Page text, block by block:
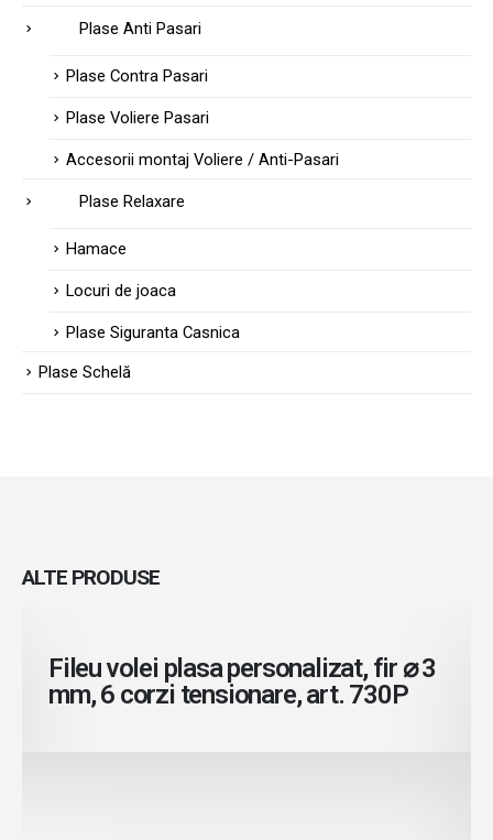
Plase Anti Pasari
Plase Contra Pasari
Plase Voliere Pasari
Accesorii montaj Voliere / Anti-Pasari
Plase Relaxare
Hamace
Locuri de joaca
Plase Siguranta Casnica
Plase Schelă
ALTE PRODUSE
Fileu volei plasa personalizat, fir ⌀ 3
mm, 6 corzi tensionare, art. 730P